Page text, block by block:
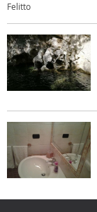
Felitto